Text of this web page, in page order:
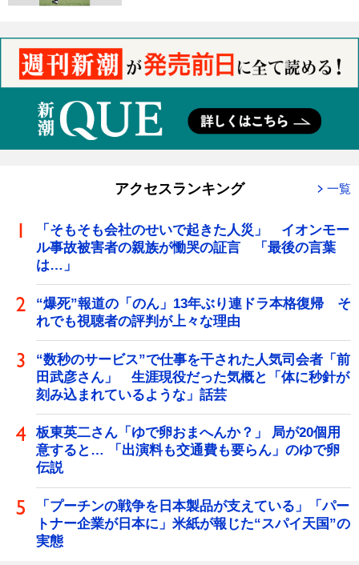
アクセスランキング 一覧
「そもそも会社のせいで起きた人災」 イオンモー
ル事故被害者の親族が慟哭の証言 「最後の言葉
は…」
“爆死”報道の「のん」13年ぶり連ドラ本格復帰 そ
れでも視聴者の評判が上々な理由
“数秒のサービス”で仕事を干された人気司会者「前
田武彦さん」 生涯現役だった気概と「体に秒針が
刻み込まれているような」話芸
板東英二さん「ゆで卵おまへんか？」 局が20個用
意すると… 「出演料も交通費も要らん」のゆで卵
伝説
「プーチンの戦争を日本製品が支えている」「パー
トナー企業が日本に」米紙が報じた“スパイ天国”の
実態